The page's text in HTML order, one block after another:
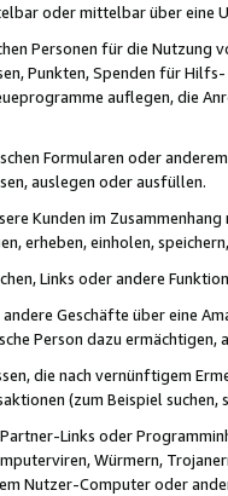
oder mittelbar über eine
Personen für die Nutzung
Punkten, Spenden für
auflegen, die
Formularen oder
auslegen oder ausfüllen.
Kunden im
erheben, einholen,
Links oder andere
Geschäfte über eine
Person dazu
die nach vernünftigem
(zum Beispiel
Links oder
Würmern,
Nutzer-Computer oder